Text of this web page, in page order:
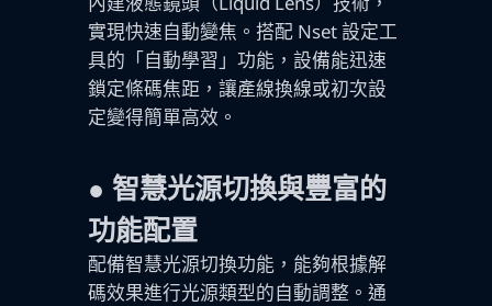
實現快速自動變焦。搭配 Nset 設定工
具的「自動學習」功能，設備能迅速
鎖定條碼焦距，讓產線換線或初次設
定變得簡單高效。
● 智慧光源切換與豐富的
功能配置
配備智慧光源切換功能，能夠根據解
碼效果進行光源類型的自動調整。通